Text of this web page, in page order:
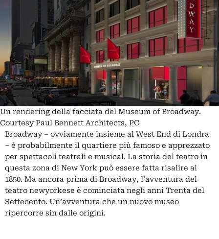
Un rendering della facciata del Museum of Broadway.
Courtesy Paul Bennett Architects, PC
Broadway– ovviamente insieme al West End di Londra
– è probabilmente il quartiere più famoso e apprezzato
per spettacoli teatrali e musical. La storia del teatro in
questa zona di New York può essere fatta risalire al
1850. Ma ancora prima di Broadway, l’avventura del
teatro newyorkese è cominciata negli anni Trenta del
Settecento. Un’avventura che un nuovo museo
ripercorre sin dalle origini.